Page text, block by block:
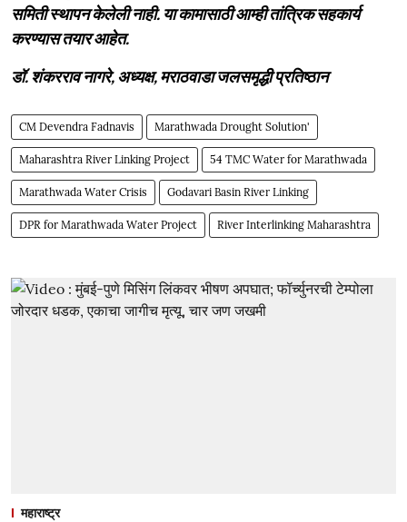
समिती स्थापन केलेली नाही. या कामासाठी आम्ही तांत्रिक सहकार्य
करण्यास तयार आहेत.
डॉ. शंकरराव नागरे, अध्यक्ष, मराठवाडा जलसमृद्धी प्रतिष्ठान
CM Devendra Fadnavis Marathwada Drought Solution'
Maharashtra River Linking Project 54 TMC Water for Marathwada
Marathwada Water Crisis Godavari Basin River Linking
DPR for Marathwada Water Project River Interlinking Maharashtra
महाराष्ट्र